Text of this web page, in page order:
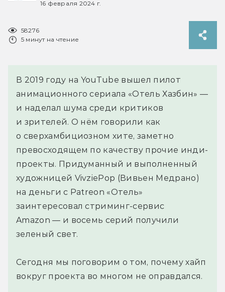
16 февраля 2024 г.
58276
5 минут на чтение
В 2019 году на YouTube вышел пилот
анимационного сериала «Отель Хазбин» —
и наделал шума среди критиков
и зрителей. О нём говорили как
о сверхамбициозном хите, заметно
превосходящем по качеству прочие инди-
проекты. Придуманный и выполненный
художницей VivziePop (Вивьен Медрано)
на деньги с Patreon «Отель»
заинтересовал стриминг-сервис
Amazon — и восемь серий получили
зеленый свет.
Сегодня мы поговорим о том, почему хайп
вокруг проекта во многом не оправдался.